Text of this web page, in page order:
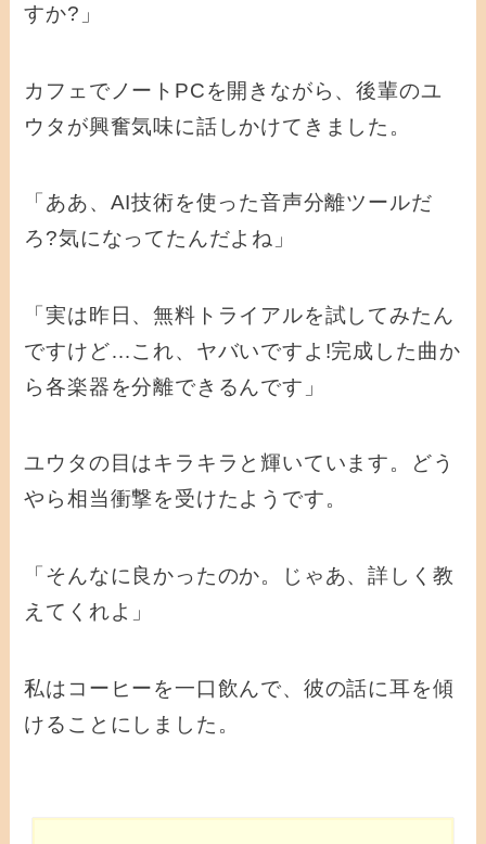
すか?」
カフェでノートPCを開きながら、後輩のユ
ウタが興奮気味に話しかけてきました。
「ああ、AI技術を使った音声分離ツールだ
ろ?気になってたんだよね」
「実は昨日、無料トライアルを試してみたん
ですけど…これ、ヤバいですよ!完成した曲か
ら各楽器を分離できるんです」
ユウタの目はキラキラと輝いています。どう
やら相当衝撃を受けたようです。
「そんなに良かったのか。じゃあ、詳しく教
えてくれよ」
私はコーヒーを一口飲んで、彼の話に耳を傾
けることにしました。